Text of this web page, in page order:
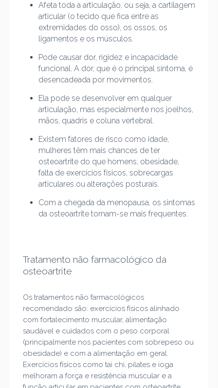
Afeta toda a articulação, ou seja, a cartilagem
articular (o tecido que fica entre as
extremidades do osso), os ossos, os
ligamentos e os músculos.
Pode causar dor, rigidez e incapacidade
funcional. A dor, que é o principal sintoma, é
desencadeada por movimentos.
Ela pode se desenvolver em qualquer
articulação, mas especialmente nos joelhos,
mãos, quadris e coluna vertebral.
Existem fatores de risco como idade,
mulheres têm mais chances de ter
osteoartrite do que homens, obesidade,
falta de exercícios físicos, sobrecargas
articulares ou alterações posturais.
Com a chegada da menopausa, os sintomas
da osteoartrite tornam-se mais frequentes.
Tratamento não farmacológico da
osteoartrite
Os tratamentos não farmacológicos
recomendado são: exercícios físicos alinhado
com fortalecimento muscular, alimentação
saudável e cuidados com o peso corporal
(principalmente nos pacientes com sobrepeso ou
obesidade) e com a alimentação em geral.
Exercícios físicos como tai chi, pilates e ioga
melhoram a força e resistência muscular e a